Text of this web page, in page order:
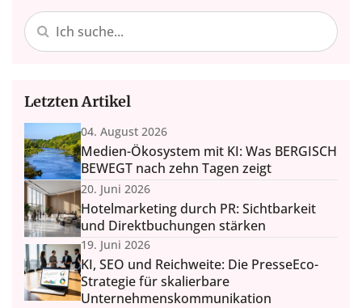
Letzten Artikel
04. August 2026
Medien-Ökosystem mit KI: Was BERGISCH
BEWEGT nach zehn Tagen zeigt
20. Juni 2026
Hotelmarketing durch PR: Sichtbarkeit
und Direktbuchungen stärken
19. Juni 2026
KI, SEO und Reichweite: Die PresseEco-
Strategie für skalierbare
Unternehmenskommunikation